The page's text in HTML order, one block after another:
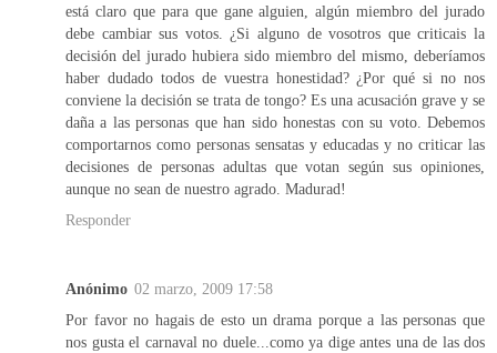
está claro que para que gane alguien, algún miembro del jurado
debe cambiar sus votos. ¿Si alguno de vosotros que criticais la
decisión del jurado hubiera sido miembro del mismo, deberíamos
haber dudado todos de vuestra honestidad? ¿Por qué si no nos
conviene la decisión se trata de tongo? Es una acusación grave y se
daña a las personas que han sido honestas con su voto. Debemos
comportarnos como personas sensatas y educadas y no criticar las
decisiones de personas adultas que votan según sus opiniones,
aunque no sean de nuestro agrado. Madurad!
Responder
Anónimo 02 marzo, 2009 17:58
Por favor no hagais de esto un drama porque a las personas que
nos gusta el carnaval no duele...como ya dige antes una de las dos